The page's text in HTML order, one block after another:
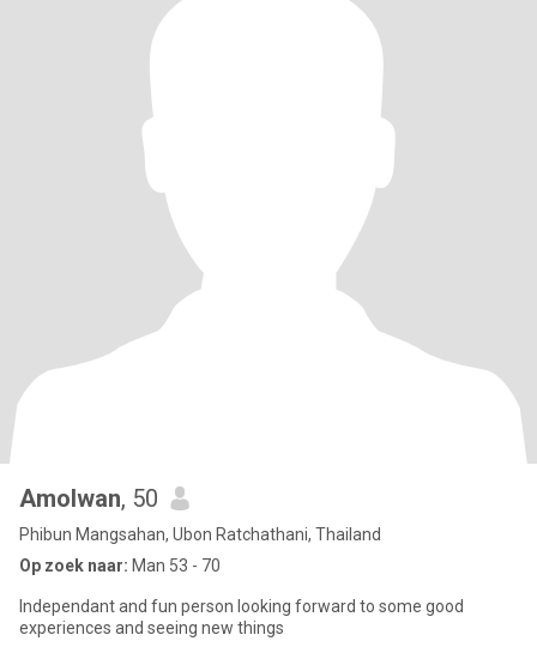
Amolwan, 50
Phibun Mangsahan, Ubon Ratchathani, Thailand
Op zoek naar: Man 53 - 70
Independant and fun person looking forward to some good
experiences and seeing new things